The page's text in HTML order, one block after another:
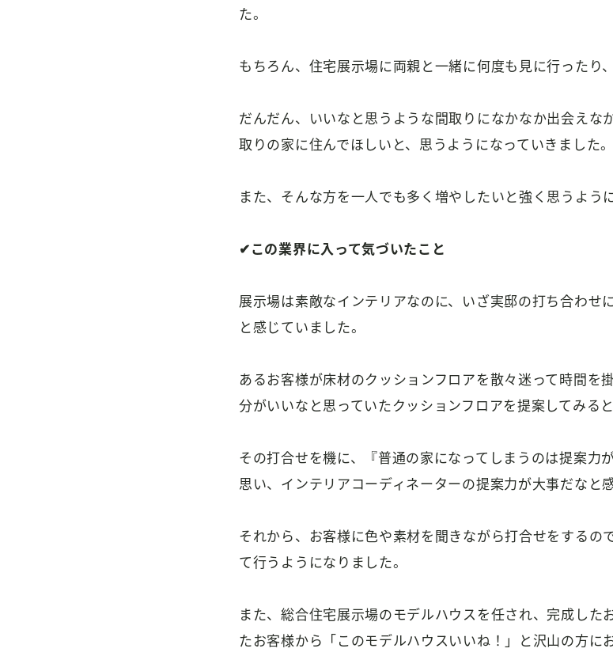
た。
もちろん、住宅展示場に両親と一緒に何度も見に行ったり
だんだん、いいなと思うような間取りになかなか出会えな
取りの家に住んでほしいと、思うようになっていきました。
また、そんな方を一人でも多く増やしたいと強く思うよう
✔この業界に入って気づいたこと
展示場は素敵なインテリアなのに、いざ実邸の打ち合わせ
と感じていました。
あるお客様が床材のクッションフロアを散々迷って時間を
分がいいなと思っていたクッションフロアを提案してみる
その打合せを機に、『普通の家になってしまうのは提案力
思い、インテリアコーディネーターの提案力が大事だなと
それから、お客様に色や素材を聞きながら打合せをするの
て行うようになりました。
また、総合住宅展示場のモデルハウスを任され、完成した
たお客様から「このモデルハウスいいね！」と沢山の方に